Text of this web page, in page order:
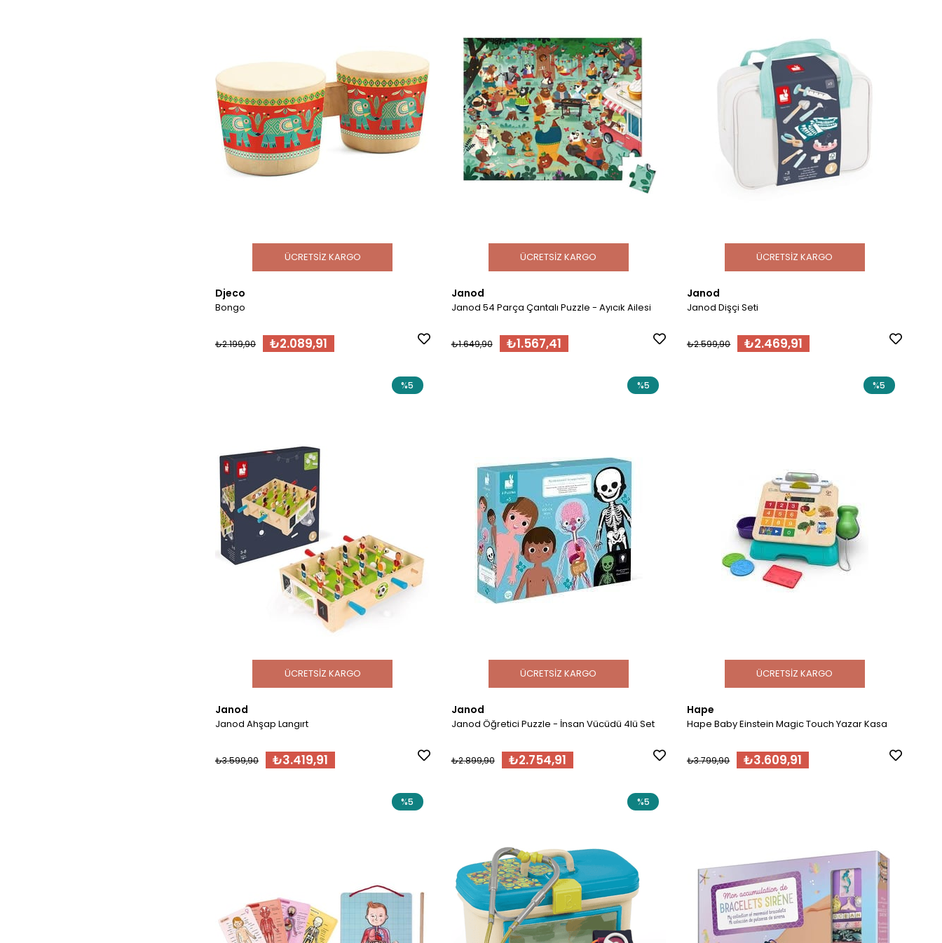
Djeco
Bongo
₺2.089,91
₺2.199,90
ÜCRETSIZ KARGO
Janod
Janod 54 Parça Çantalı Puzzle - Ayıcık Ailesi
₺1.567,41
₺1.649,90
ÜCRETSIZ KARGO
Janod
Janod Dişçi Seti
₺2.469,91
₺2.599,90
ÜCRETSIZ KARGO
Janod
Janod Ahşap Langırt
₺3.419,91
₺3.599,90
%5
ÜCRETSIZ KARGO
Janod
Janod Öğretici Puzzle - İnsan Vücüdü 4lü Set
₺2.754,91
₺2.899,90
%5
ÜCRETSIZ KARGO
Hape
Hape Baby Einstein Magic Touch Yazar Kasa
₺3.609,91
₺3.799,90
%5
ÜCRETSIZ KARGO
%5 %5